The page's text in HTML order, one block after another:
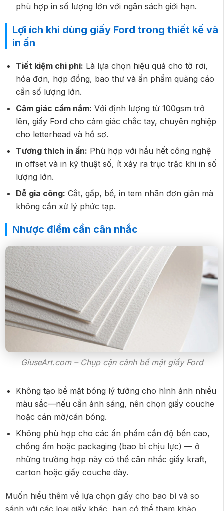
phù hợp in số lượng lớn với ngân sách giới hạn.
Lợi ích khi dùng giấy Ford trong thiết kế và
in ấn
Tiết kiệm chi phí: Là lựa chọn hiệu quả cho tờ rơi,
hóa đơn, hợp đồng, bao thư và ấn phẩm quảng cáo
cần số lượng lớn.
Cảm giác cầm nắm: Với định lượng từ 100gsm trở
lên, giấy Ford cho cảm giác chắc tay, chuyên nghiệp
cho letterhead và hồ sơ.
Tương thích in ấn: Phù hợp với hầu hết công nghệ
in offset và in kỹ thuật số, ít xảy ra trục trặc khi in số
lượng lớn.
Dễ gia công: Cắt, gấp, bế, in tem nhãn đơn giản mà
không cần xử lý phức tạp.
Nhược điểm cần cân nhắc
GiuseArt.com – Chụp cận cảnh bề mặt giấy Ford
Không tạo bề mặt bóng lý tưởng cho hình ảnh nhiều
màu sắc—nếu cần ảnh sáng, nên chọn giấy couche
hoặc cán mờ/cán bóng.
Không phù hợp cho các ấn phẩm cần độ bền cao,
chống ẩm hoặc packaging (bao bì chịu lực) — ở
những trường hợp này có thể cân nhắc giấy kraft,
carton hoặc giấy couche dày.
Muốn hiểu thêm về lựa chọn giấy cho bao bì và so
sánh với các loại giấy khác, bạn có thể tham khảo